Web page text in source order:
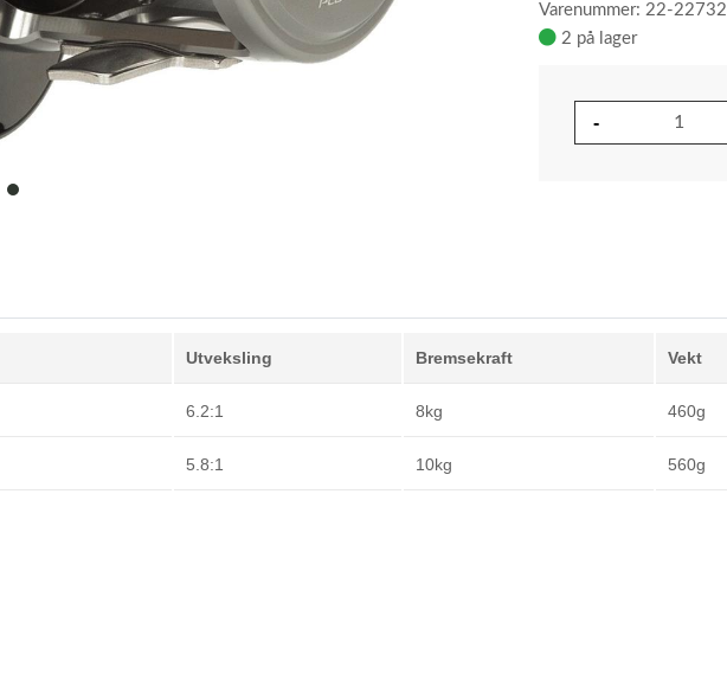
item
Varenummer: 22-22732
2 på lager
Utveksling Bremsekraft Vekt
6.2:1 8kg 460g
5.8:1 10kg 560g